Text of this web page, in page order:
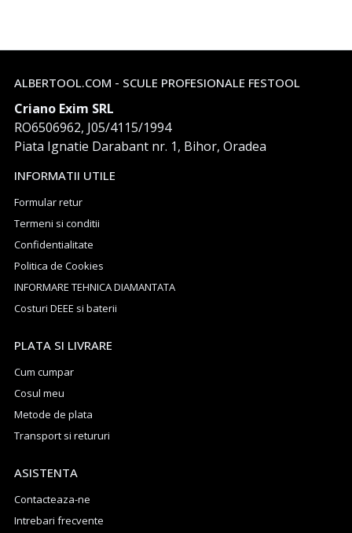
ALBERTOOL.COM - SCULE PROFESIONALE FESTOOL
Criano Exim SRL
RO6506962, J05/4115/1994
Piata Ignatie Darabant nr. 1, Bihor, Oradea
INFORMATII UTILE
Formular retur
Termeni si conditii
Confidentialitate
Politica de Cookies
INFORMARE TEHNICA DIAMANTATA
Costuri DEEE si baterii
PLATA SI LIVRARE
Cum cumpar
Cosul meu
Metode de plata
Transport si retururi
ASISTENTA
Contacteaza-ne
Intrebari frecvente